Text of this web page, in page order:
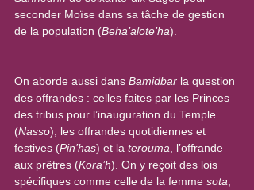
seconder Moïse dans sa tâche de gestion
de la population (Beha’alote’ha).
On aborde aussi dans Bamidbar la question
des offrandes : celles faites par les Princes
des tribus pour l’inauguration du Temple
(Nasso), les offrandes quotidiennes et
festives (Pin’has) et la terouma , l’offrande
aux prêtres (Kora’h). On y reçoit des lois
spécifiques comme celle de la femme sota